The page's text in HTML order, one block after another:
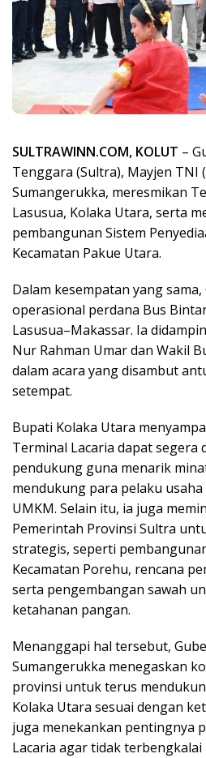
SULTRAWINN.COM, KOLUT –
Tenggara (Sultra), Mayjen TNI
Sumangerukka, meresmikan
Lasusua, Kolaka Utara, serta
pembangunan Sistem
Kecamatan Pakue Utara.
Dalam kesempatan yang
operasional perdana Bus
Lasusua–Makassar. Ia
Nur Rahman Umar dan Wakil
dalam acara yang disambut
setempat.
Bupati Kolaka Utara
Terminal Lacaria dapat segera
pendukung guna menarik
mendukung para pelaku
UMKM. Selain itu, ia juga
Pemerintah Provinsi Sultra
strategis, seperti
Kecamatan Porehu, rencana
serta pengembangan sawah
ketahanan pangan.
Menanggapi hal tersebut,
Sumangerukka menegaskan
provinsi untuk terus
Kolaka Utara sesuai dengan
juga menekankan pentingnya
Lacaria agar tidak terbengkalai